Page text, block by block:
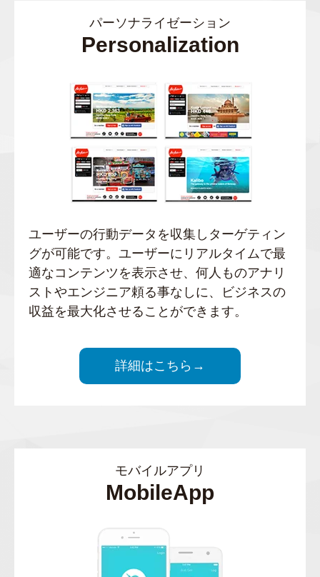
パーソナライゼーション
Personalization
ユーザーの行動データを収集しターゲティン
グが可能です。ユーザーにリアルタイムで最
適なコンテンツを表示させ、何人ものアナリ
ストやエンジニア頼る事なしに、ビジネスの
収益を最大化させることができます。
詳細はこちら→
モバイルアプリ
MobileApp